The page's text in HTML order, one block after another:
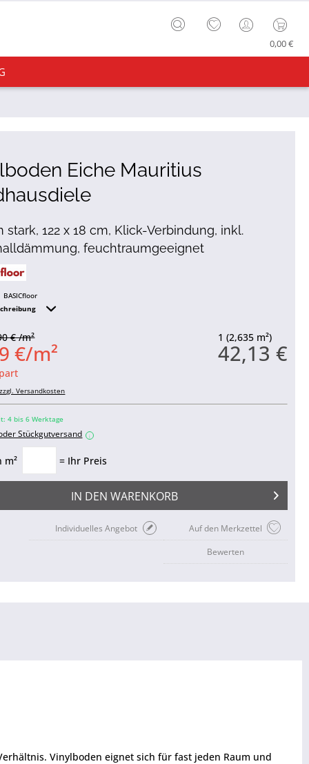
0,00 €
Eiche Mauritius
stark, 122 x 18 cm, Klick-Verbindung, inkl.
feuchtraumgeeignet
BASICfloor
1 (2,635 m²)
42,13 €
€ /m²
€/m²
zzgl. Versandkosten
4 bis 6 Werktage
Stückgutversand i
m² = Ihr Preis
IN DEN WARENKORB
Auf den Merkzettel
Individuelles Angebot
Bewerten
Vinylboden eignet sich für fast jeden Raum und